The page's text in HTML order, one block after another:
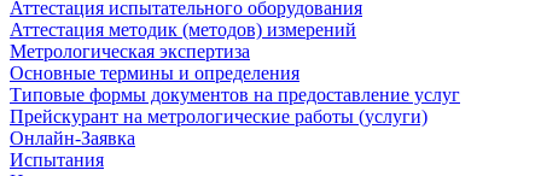
Аттестация испытательного оборудования
Аттестация методик (методов) измерений
Метрологическая экспертиза
Основные термины и определения
Типовые формы документов на предоставление услуг
Прейскурант на метрологические работы (услуги)
Онлайн-Заявка
Испытания